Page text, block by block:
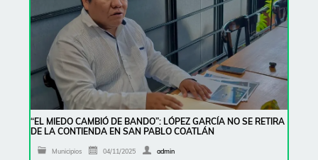
“EL MIEDO CAMBIÓ DE BANDO”: LÓPEZ GARCÍA NO SE RETIRA
DE LA CONTIENDA EN SAN PABLO COATLÁN
Municipios 04/11/2025 admin